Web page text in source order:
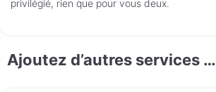
privilégié, rien que pour vous deux.
Ajoutez d’autres services …